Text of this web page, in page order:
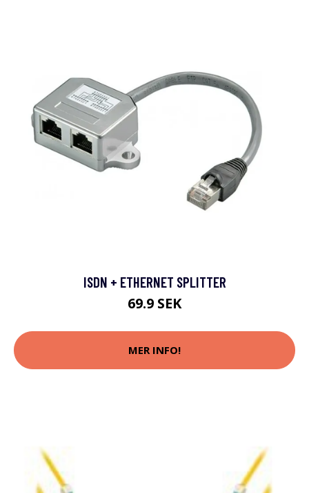
ISDN + ETHERNET SPLITTER
69.9 SEK
MER INFO!